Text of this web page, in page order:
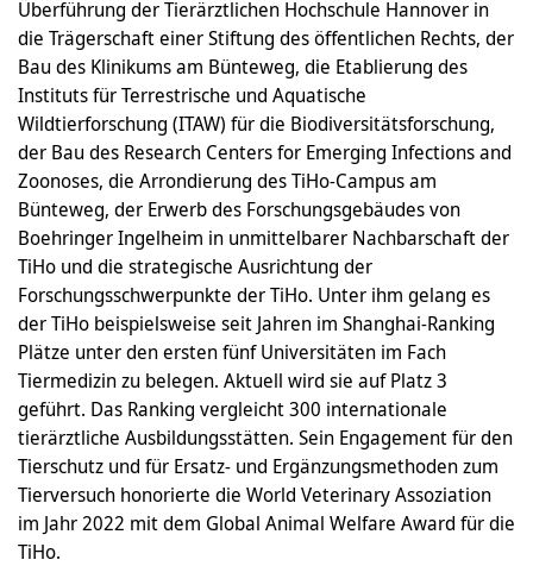
Überführung der Tierärztlichen Hochschule Hannover in
die Trägerschaft einer Stiftung des öffentlichen Rechts, der
Bau des Klinikums am Bünteweg, die Etablierung des
Instituts für Terrestrische und Aquatische
Wildtierforschung (ITAW) für die Biodiversitätsforschung,
der Bau des Research Centers for Emerging Infections and
Zoonoses, die Arrondierung des TiHo-Campus am
Bünteweg, der Erwerb des Forschungsgebäudes von
Boehringer Ingelheim in unmittelbarer Nachbarschaft der
TiHo und die strategische Ausrichtung der
Forschungsschwerpunkte der TiHo. Unter ihm gelang es
der TiHo beispielsweise seit Jahren im Shanghai-Ranking
Plätze unter den ersten fünf Universitäten im Fach
Tiermedizin zu belegen. Aktuell wird sie auf Platz 3
geführt. Das Ranking vergleicht 300 internationale
tierärztliche Ausbildungsstätten. Sein Engagement für den
Tierschutz und für Ersatz- und Ergänzungsmethoden zum
Tierversuch honorierte die World Veterinary Assoziation
im Jahr 2022 mit dem Global Animal Welfare Award für die
TiHo.